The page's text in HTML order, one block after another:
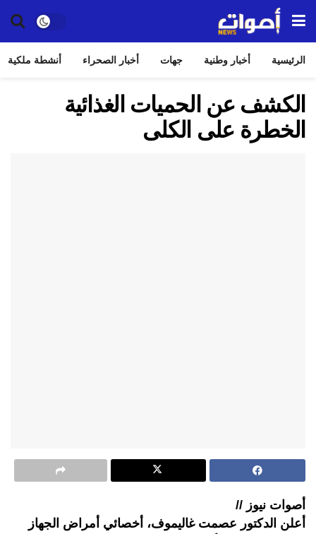
الرئيسية أخبار وطنية جهات أخبار الصحراء أنشطة ملكية
الكشف عن الحميات الغذائية
الخطرة على الكلى
أصوات نيوز //
أعلن الدكتور عصمت غاليموف، أخصائي أمراض الجهاز